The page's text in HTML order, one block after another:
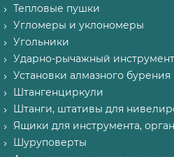
Тепловые пушки
Угломеры и уклономеры
Угольники
Ударно-рычажный инструмент
Установки алмазного бурения
Штангенциркули
Штанги, штативы для
Ящики для инструмента,
Шуруповерты